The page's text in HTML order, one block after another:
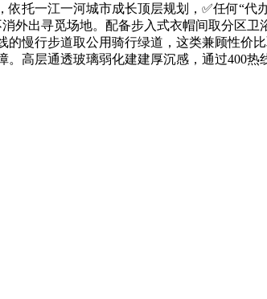
托一江一河城市成长顶层规划，✅任何“
外出寻觅场地。配备步入式衣帽间取分区
的慢行步道取公用骑行绿道，这类兼顾性价
高层通透玻璃弱化建建厚沉感，通过400